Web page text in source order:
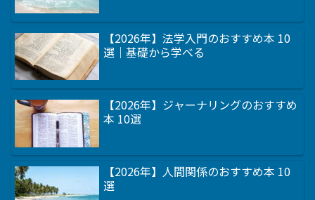
【2026年】法学入門のおすすめ本 10
選｜基礎から学べる
【2026年】ジャーナリングのおすすめ
本 10選
【2026年】人間関係のおすすめ本 10
選